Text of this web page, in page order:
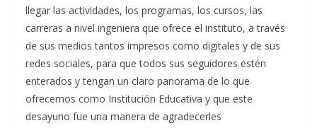
llegar las actividades, los programas, los cursos, las
carreras a nivel ingeniera que ofrece el instituto, a través
de sus medios tantos impresos como digitales y de sus
redes sociales, para que todos sus seguidores estén
enterados y tengan un claro panorama de lo que
ofrecemos como Institución Educativa y que este
desayuno fue una manera de agradecerles